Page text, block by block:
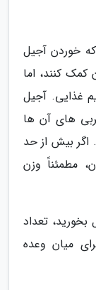
خوردن آجیل
کنند، اما
غذایی. آجیل
های آن ها
اگر بیش از حد
مطمئناً وزن
تعداد
میان وعده